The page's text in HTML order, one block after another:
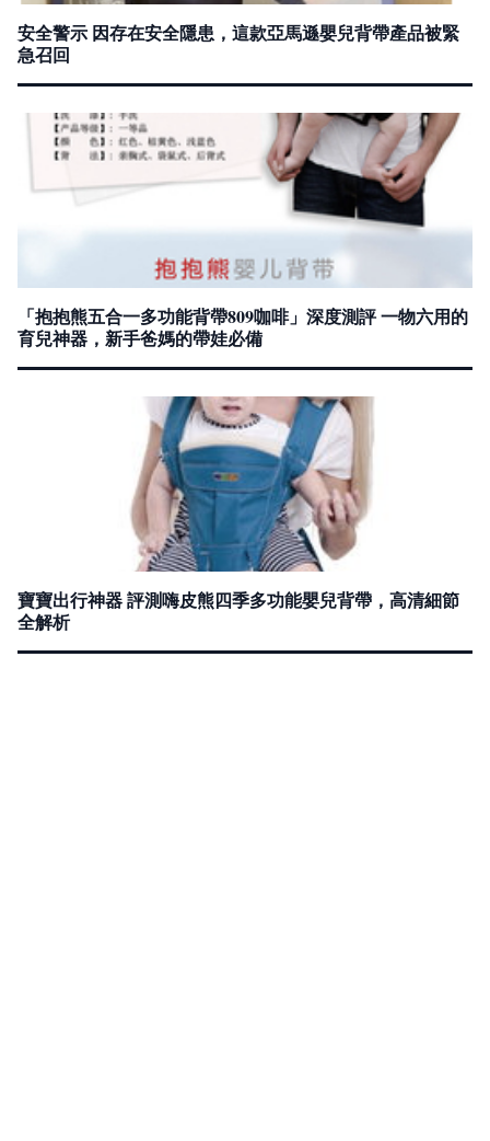
安全警示 因存在安全隱患，這款亞馬遜嬰兒背帶產品被緊
急召回
「抱抱熊五合一多功能背帶809咖啡」深度測評 一物六用的
育兒神器，新手爸媽的帶娃必備
寶寶出行神器 評測嗨皮熊四季多功能嬰兒背帶，高清細節
全解析